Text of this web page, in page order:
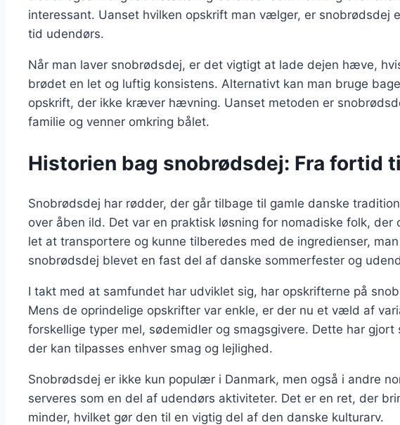
interessant. Uanset hvilken opskrift man vælger, er snobrødsdej
tid udendørs.
Når man laver snobrødsdej, er det vigtigt at lade dejen hæve,
brødet en let og luftig konsistens. Alternativt kan man bruge
opskrift, der ikke kræver hævning. Uanset metoden er
familie og venner omkring bålet.
Historien bag snobrødsdej: Fra fortid
Snobrødsdej har rødder, der går tilbage til gamle danske
over åben ild. Det var en praktisk løsning for nomadiske folk,
let at transportere og kunne tilberedes med de ingredienser,
snobrødsdej blevet en fast del af danske sommerfester og
I takt med at samfundet har udviklet sig, har opskrifterne på
Mens de oprindelige opskrifter var enkle, er der nu et væld af
forskellige typer mel, sødemidler og smagsgivere. Dette har
der kan tilpasses enhver smag og lejlighed.
Snobrødsdej er ikke kun populær i Danmark, men også i andre
serveres som en del af udendørs aktiviteter. Det er en ret, der
minder, hvilket gør den til en vigtig del af den danske kulturarv.